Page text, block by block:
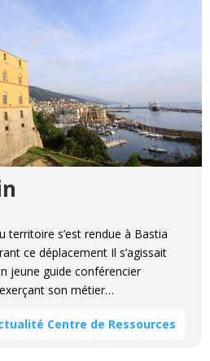
territoire s’est rendue à Bastia
ce déplacement Il s’agissait
jeune guide conférencier
son métier…
Centre de Ressources